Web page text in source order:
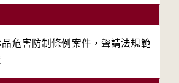
危害防制條例案件，聲請法規範